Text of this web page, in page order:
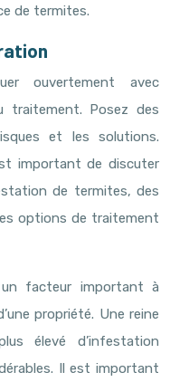
de termites.
ouvertement avec
traitement. Posez des
et les solutions.
important de discuter
de termites, des
options de traitement
facteur important à
propriété. Une reine
élevé d’infestation
Il est important